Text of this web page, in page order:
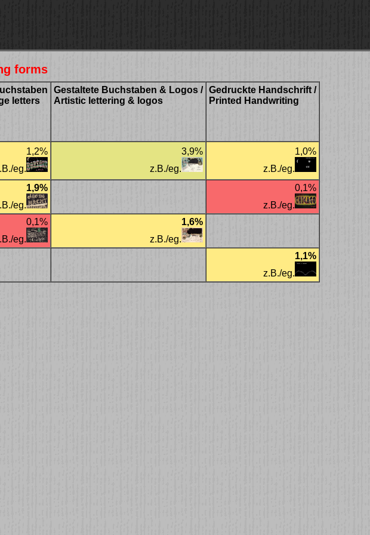
forms
letters
Gestaltete Buchstaben & Logos /
Artistic lettering & logos
Gedruckte Handschrift /
Printed Handwriting
1,2%
eg.
3,9%
z.B./eg.
1,0%
z.B./eg.
1,9%
eg.
0,1%
z.B./eg.
0,1%
eg.
1,6%
z.B./eg.
1,1%
z.B./eg.